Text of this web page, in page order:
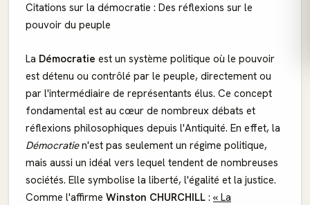
Citations sur la démocratie : Des réflexions sur le
pouvoir du peuple
La Démocratie est un système politique où le pouvoir
est détenu ou contrôlé par le peuple, directement ou
par l'intermédiaire de représentants élus. Ce concept
fondamental est au cœur de nombreux débats et
réflexions philosophiques depuis l'Antiquité. En effet, la
Démocratien'est pas seulement un régime politique,
mais aussi un idéal vers lequel tendent de nombreuses
sociétés. Elle symbolise la liberté, l'égalité et la justice.
Comme l'affirme Winston CHURCHILL : « La